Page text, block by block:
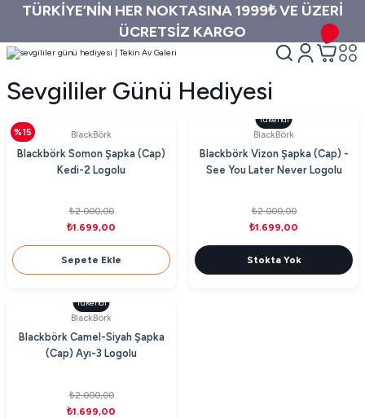
TÜRKİYE’NİN HER NOKTASINA 1999₺ VE ÜZERİ
ÜCRETSİZ KARGO
Sevgililer Günü Hediyesi
%15 BlackBörk
Blackbörk Somon Şapka (Cap)
Kedi-2 Logolu
₺2.000,00
₺1.699,00
Sepete Ekle
Tükendi
BlackBörk
Blackbörk Vizon Şapka (Cap) -
See You Later Never Logolu
₺2.000,00
₺1.699,00
Stokta Yok
Tükendi
BlackBörk
Blackbörk Camel-Siyah Şapka
(Cap) Ayı-3 Logolu
₺2.000,00
₺1.699,00